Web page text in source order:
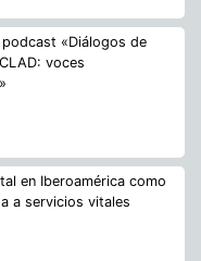
«Diálogos de
voces
en Iberoamérica como
a servicios vitales